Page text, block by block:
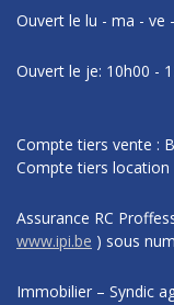
Ouvert le lu - ma - ve
Ouvert le je: 10h00 -
Compte tiers vente :
Compte tiers location
Assurance RC
www.ipi.be ) sous
Immobilier – Syndic